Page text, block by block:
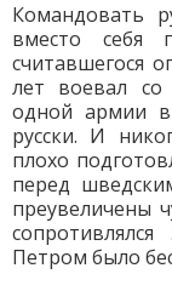
Командовать
вместо себя
считавшегося
лет воевал
одной армии
русски. И
плохо
перед
преувеличены
Петром было